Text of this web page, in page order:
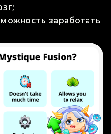
заработать